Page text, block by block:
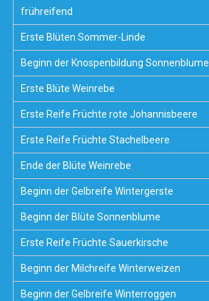
frühreifend
Erste Blüten Sommer-Linde
Beginn der Knospenbildung Sonnenblume
Erste Blüte Weinrebe
Erste Reife Früchte rote Johannisbeere
Erste Reife Früchte Stachelbeere
Ende der Blüte Weinrebe
Beginn der Gelbreife Wintergerste
Beginn der Blüte Sonnenblume
Erste Reife Früchte Sauerkirsche
Beginn der Milchreife Winterweizen
Beginn der Gelbreife Winterroggen